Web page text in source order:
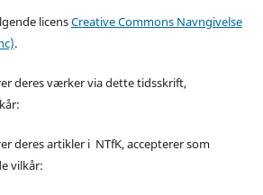
licensCreative Commons Navngivelse
.
deres værker via dette tidsskrift,
deres artikler i NTfK, accepterer som
vilkår: